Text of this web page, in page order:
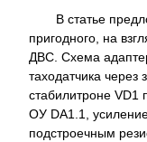
В статье
пригодного, на
ДВС. Схема
таходатчика
стабилитроне VD1
ОУ DA1.1,
подстроечным